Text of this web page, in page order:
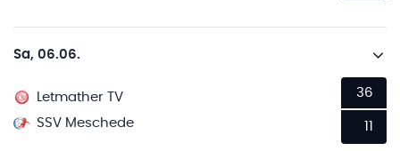
Sa, 06.06.
Letmather TV
SSV Meschede
36